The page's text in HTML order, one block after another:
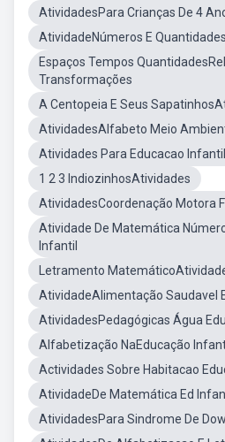
AtividadesPara Crianças De 4
AtividadeNúmeros E Quantidades
Espaços Tempos
Transformações
A Centopeia E Seus
AtividadesAlfabeto Meio
Atividades Para Educacao
1 2 3 IndiozinhosAtividades
AtividadesCoordenação Motora
Atividade De Matemática
Infantil
Letramento
AtividadeAlimentação Saudavel
AtividadesPedagógicas Água
Alfabetização NaEducação
Actividades Sobre Habitacao
AtividadeDe Matemática Ed
AtividadesPara Sindrome De